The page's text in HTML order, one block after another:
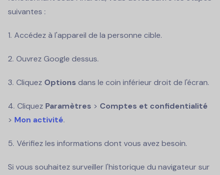
suivantes :
Accédez à l'appareil de la personne cible.
Ouvrez Google dessus.
Cliquez Options dans le coin inférieur droit de l'écran.
Cliquez Paramètres > Comptes et confidentialité
> Mon activité.
Vérifiez les informations dont vous avez besoin.
Si vous souhaitez surveiller l'historique du navigateur sur